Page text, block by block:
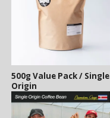
500g Value Pack / Single
Origin